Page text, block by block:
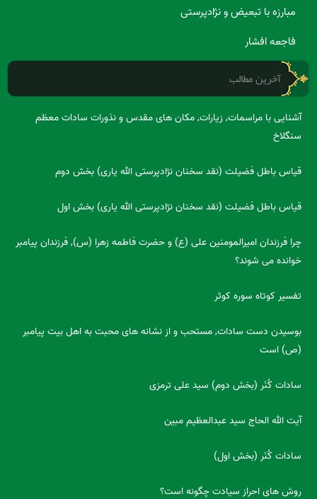
مبارزه با تبعیض و نژادپرستی
فاجعه افشار
آخرین مطالب
آشنایی با مراسمات, زیارات, مکان های مقدس و نذورات سادات معظم
سنگلاخ
قیاس باطل فضیلت (نقد سخنان نژادپرستی الله یاری) بخش دوم
قیاس باطل فضیلت (نقد سخنان نژادپرستی الله یاری) بخش اول
چرا فرزندان امیرالمومنین علی (ع) و حضرت فاطمه زهرا (س), فرزندان پیامبر
خوانده می شوند؟
تفسیر کوتاه سوره کوثر
بوسیدن دست سادات, مستحب و از نشانه های محبت به اهل بیت پیامبر
(ص) است
سادات کُنَر (بخش دوم) سید علی ترمزی
آیت الله الحاج سید عبدالعظیم مبین
سادات کُنَر (بخش اول)
روش های احراز سیادت چگونه است؟